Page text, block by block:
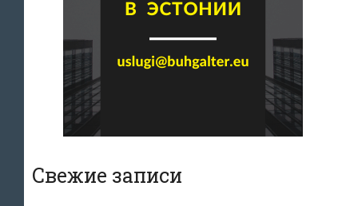
Свежие записи